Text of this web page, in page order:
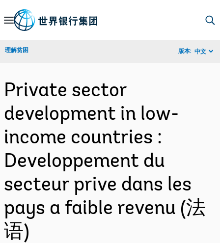
Skip
Navigation
理解贫困 版本: 中文
Private sector
development in low-
income countries :
Developpement du
secteur prive dans les
pays a faible revenu (法
语)